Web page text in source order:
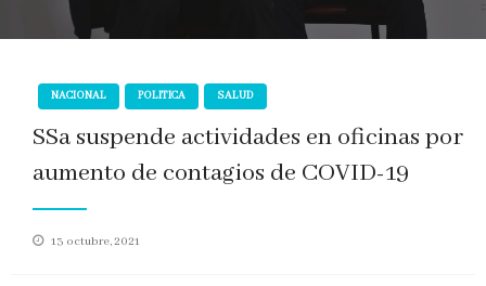
NACIONAL POLITICA SALUD
SSa suspende actividades en oficinas por
aumento de contagios de COVID-19
Publicado
13 octubre, 2021